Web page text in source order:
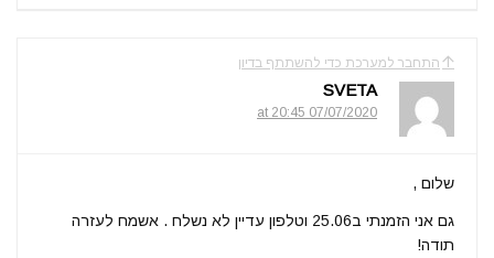
התחבר למערכת כדי להשתתף בדיון
SVETA
07/07/2020 at 20:45
שלום ,
גם אני הזמנתי ב25.06 וטלפון עדיין לא נשלח . אשמח לעזרה
תודה!